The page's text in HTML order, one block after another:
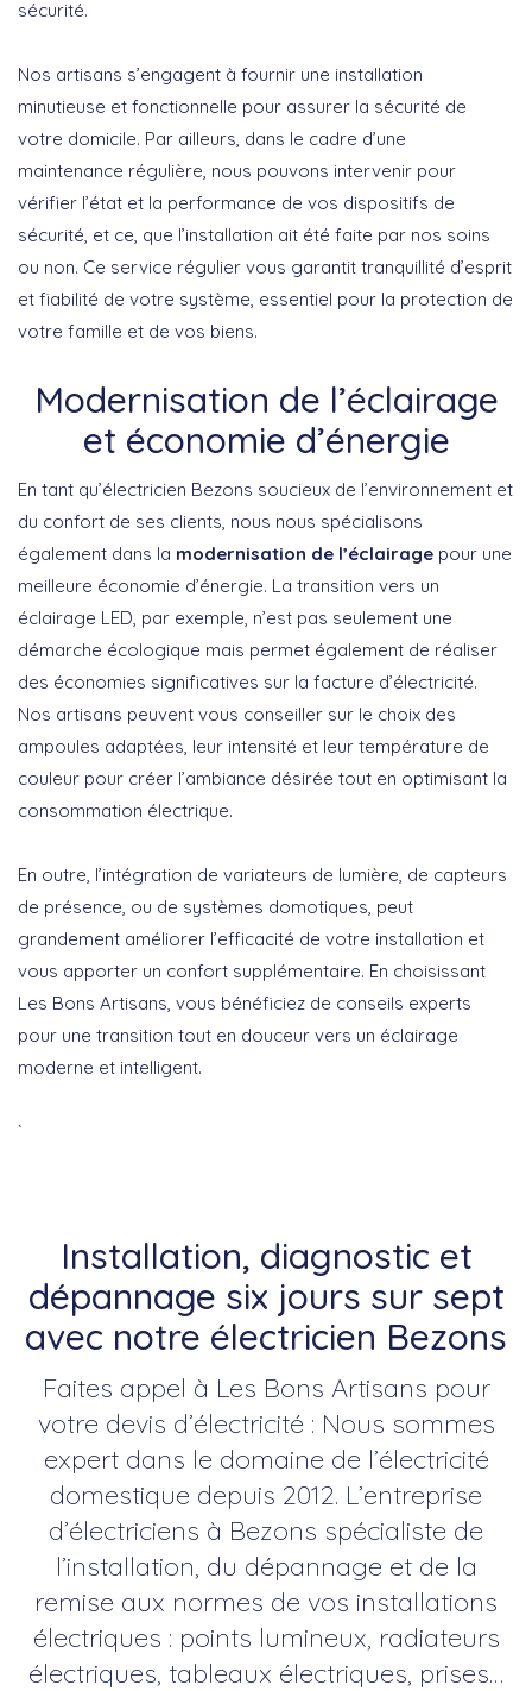
sécurité.
Nos artisans s’engagent à fournir une installation
minutieuse et fonctionnelle pour assurer la sécurité de
votre domicile. Par ailleurs, dans le cadre d’une
maintenance régulière, nous pouvons intervenir pour
vérifier l’état et la performance de vos dispositifs de
sécurité, et ce, que l’installation ait été faite par nos soins
ou non. Ce service régulier vous garantit tranquillité d’esprit
et fiabilité de votre système, essentiel pour la protection de
votre famille et de vos biens.
Modernisation de l’éclairage
et économie d’énergie
En tant qu’électricien Bezons soucieux de l’environnement et
du confort de ses clients, nous nous spécialisons
également dans la modernisation de l’éclairage pour une
meilleure économie d’énergie. La transition vers un
éclairage LED, par exemple, n’est pas seulement une
démarche écologique mais permet également de réaliser
des économies significatives sur la facture d’électricité.
Nos artisans peuvent vous conseiller sur le choix des
ampoules adaptées, leur intensité et leur température de
couleur pour créer l’ambiance désirée tout en optimisant la
consommation électrique.
En outre, l’intégration de variateurs de lumière, de capteurs
de présence, ou de systèmes domotiques, peut
grandement améliorer l’efficacité de votre installation et
vous apporter un confort supplémentaire. En choisissant
Les Bons Artisans, vous bénéficiez de conseils experts
pour une transition tout en douceur vers un éclairage
moderne et intelligent.
`
Installation, diagnostic et
dépannage six jours sur sept
avec notre électricien Bezons
Faites appel à Les Bons Artisans pour
votre devis d’électricité : Nous sommes
expert dans le domaine de l’électricité
domestique depuis 2012. L’entreprise
d’électriciens à Bezons spécialiste de
l’installation, du dépannage et de la
remise aux normes de vos installations
électriques : points lumineux, radiateurs
électriques, tableaux électriques, prises…